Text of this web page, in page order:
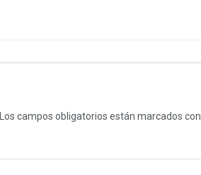
Los campos obligatorios están marcados con